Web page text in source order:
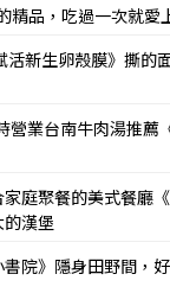
精品，吃過一次就愛
活新生卵殼膜》撕的
營業台南牛肉湯推薦
庭聚餐的美式餐廳
漢堡
院》隱身田野間，